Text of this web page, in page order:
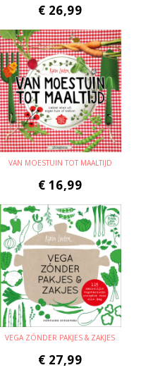
€ 26,99
VAN MOESTUIN TOT MAALTIJD
€ 16,99
VEGA ZÓNDER PAKJES & ZAKJES
€ 27,99